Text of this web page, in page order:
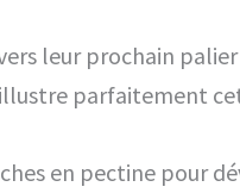
leur prochain
parfaitement
en pectine pour